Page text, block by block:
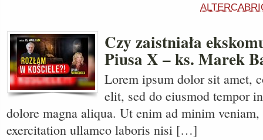
Czy zaistniała
Piusa X – ks. Marek
Lorem ipsum dolor sit amet,
elit, sed do eiusmod tempor
dolore magna aliqua. Ut enim ad minim
exercitation ullamco laboris nisi […]